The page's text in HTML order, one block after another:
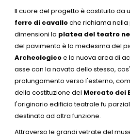
Il cuore del progetto è costituito da
ferro di cavalloche richiama
dimensioni la platea del teatro
del pavimento è la medesima del
Archeologicoe la nuova area di
asse con la navata dello stesso,
prolungamento verso l'esterno,
della costituzione del Mercato dei
l'originario edificio teatrale fu
destinato ad altra funzione.
Attraverso le grandi vetrate del